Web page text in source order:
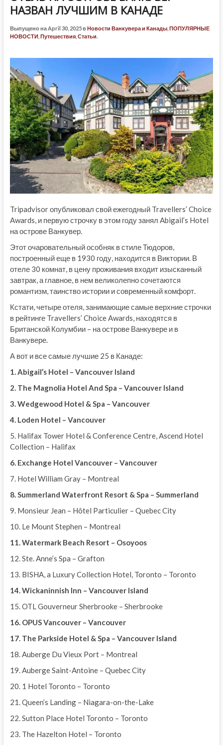
НАЗВАН ЛУЧШИМ В КАНАДЕ
Выпущено на April 30, 2025 вНовости Ванкувера и Канады, ПОПУЛЯРНЫЕ
НОВОСТИ, Путешествия, Статьи.
Tripadvisor опубликовал свой ежегодный Travellers’ Choice
Awards, и первую строчку в этом году занял Abigail’s Hotel
на острове Ванкувер.
Этот очаровательный особняк в стиле Тюдоров,
построенный еще в 1930 году, находится в Виктории. В
отеле 30 комнат, в цену проживания входит изысканный
завтрак, а главное, в нем великолепно сочетаются
романтизм, таинство истории и современный комфорт.
Кстати, четыре отеля, занимающие самые верхние строчки
в рейтинге Travellers’ Choice Awards, находятся в
Британской Колумбии – на острове Ванкувере и в
Ванкувере.
А вот и все самые лучшие 25 в Канаде:
1. Abigail’s Hotel – Vancouver Island
2. The Magnolia Hotel And Spa – Vancouver Island
3. Wedgewood Hotel & Spa – Vancouver
4. Loden Hotel – Vancouver
5. Halifax Tower Hotel & Conference Centre, Ascend Hotel
Collection – Halifax
6. Exchange Hotel Vancouver – Vancouver
7. Hotel William Gray – Montreal
8. Summerland Waterfront Resort & Spa – Summerland
9. Monsieur Jean – Hôtel Particulier – Quebec City
10. Le Mount Stephen – Montreal
11. Watermark Beach Resort – Osoyoos
12. Ste. Anne’s Spa – Grafton
13. BISHA, a Luxury Collection Hotel, Toronto – Toronto
14. Wickaninnish Inn – Vancouver Island
15. OTL Gouverneur Sherbrooke – Sherbrooke
16. OPUS Vancouver – Vancouver
17. The Parkside Hotel & Spa – Vancouver Island
18. Auberge Du Vieux Port – Montreal
19. Auberge Saint-Antoine – Quebec City
20. 1 Hotel Toronto – Toronto
21. Queen’s Landing – Niagara-on-the-Lake
22. Sutton Place Hotel Toronto – Toronto
23. The Hazelton Hotel – Toronto